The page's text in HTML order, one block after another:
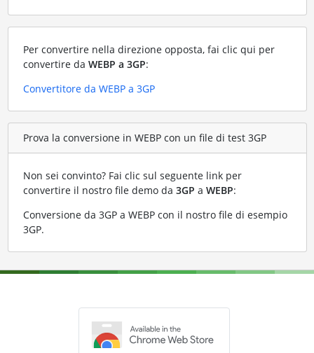
Per convertire nella direzione opposta, fai clic qui per
convertire da WEBP a 3GP:
Convertitore da WEBP a 3GP
Prova la conversione in WEBP con un file di test 3GP
Non sei convinto? Fai clic sul seguente link per
convertire il nostro file demo da 3GP a WEBP:
Conversione da 3GP a WEBP con il nostro file di esempio
3GP.